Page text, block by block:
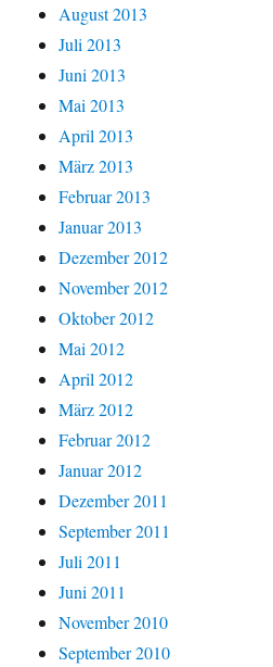
August 2013
Juli 2013
Juni 2013
Mai 2013
April 2013
März 2013
Februar 2013
Januar 2013
Dezember 2012
November 2012
Oktober 2012
Mai 2012
April 2012
März 2012
Februar 2012
Januar 2012
Dezember 2011
September 2011
Juli 2011
Juni 2011
November 2010
September 2010